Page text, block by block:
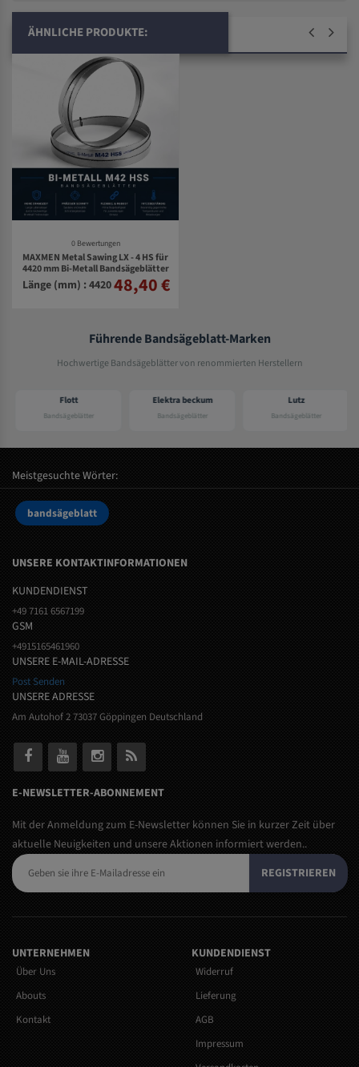
ÄHNLICHE PRODUKTE:
0 Bewertungen
MAXMEN Metal Sawing LX - 4 HS für
4420 mm Bi-Metall Bandsägeblätter
Länge (mm) : 442048,40 €
Führende Bandsägeblatt-Marken
Hochwertige Bandsägeblätter von renommierten Herstellern
Flott
Bandsägeblätter
Elektra beckum
Bandsägeblätter
Lutz
Bandsägeblätter
Meistgesuchte Wörter:
bandsägeblatt
UNSERE KONTAKTINFORMATIONEN
KUNDENDIENST
+49 7161 6567199
GSM
+4915165461960
UNSERE E-MAIL-ADRESSE
Post Senden
UNSERE ADRESSE
Am Autohof 2 73037 Göppingen Deutschland
E-NEWSLETTER-ABONNEMENT
Mit der Anmeldung zum E-Newsletter können Sie in kurzer Zeit über
aktuelle Neuigkeiten und unsere Aktionen informiert werden..
REGISTRIEREN
UNTERNEHMEN
Über Uns
Abouts
Kontakt
KUNDENDIENST
Widerruf
Lieferung
AGB
Impressum